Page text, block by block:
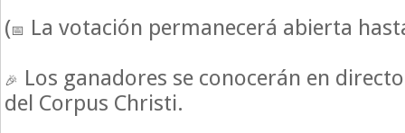
(
La votación permanecerá abierta
Los ganadores se conocerán en
del Corpus Christi.